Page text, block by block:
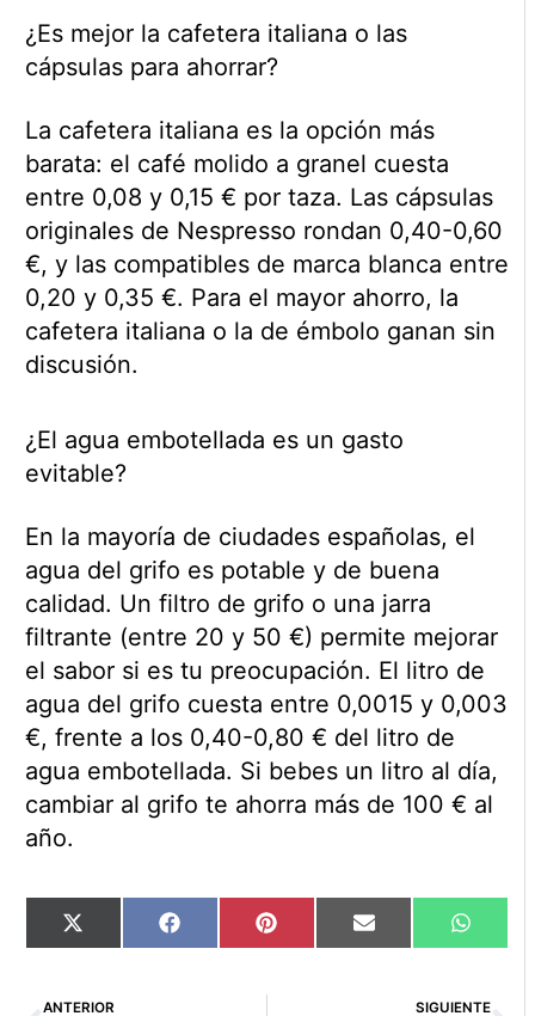
¿Es mejor la cafetera italiana o las
cápsulas para ahorrar?
La cafetera italiana es la opción más
barata: el café molido a granel cuesta
entre 0,08 y 0,15 € por taza. Las cápsulas
originales de Nespresso rondan 0,40-0,60
€, y las compatibles de marca blanca entre
0,20 y 0,35 €. Para el mayor ahorro, la
cafetera italiana o la de émbolo ganan sin
discusión.
¿El agua embotellada es un gasto
evitable?
En la mayoría de ciudades españolas, el
agua del grifo es potable y de buena
calidad. Un filtro de grifo o una jarra
filtrante (entre 20 y 50 €) permite mejorar
el sabor si es tu preocupación. El litro de
agua del grifo cuesta entre 0,0015 y 0,003
€, frente a los 0,40-0,80 € del litro de
agua embotellada. Si bebes un litro al día,
cambiar al grifo te ahorra más de 100 € al
año.
Compartir
en
X
(Twitter)
Compartir
en
Facebook Compartir
en
Pinterest Compartir
en
Email
en
Ant
ANTERIOR SIGUIENTE